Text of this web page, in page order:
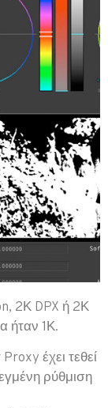
2Κ DPX ή 2Κ
ήταν 1Κ.
έχει τεθεί
ρύθμιση